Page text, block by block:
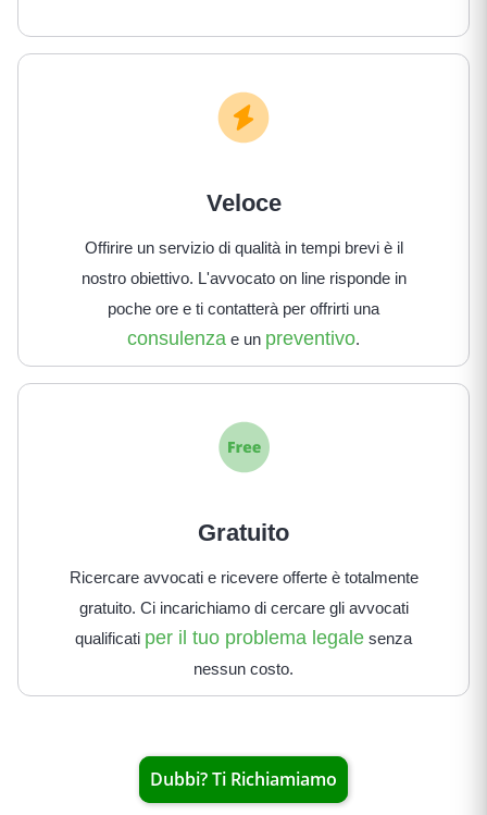
Veloce
Offirire un servizio di qualità in tempi brevi è il
nostro obiettivo. L'avvocato on line risponde in
poche ore e ti contatterà per offrirti una
consulenza e un preventivo.
Gratuito
Ricercare avvocati e ricevere offerte è totalmente
gratuito. Ci incarichiamo di cercare gli avvocati
qualificati per il tuo problema legale senza
nessun costo.
Dubbi? Ti Richiamiamo